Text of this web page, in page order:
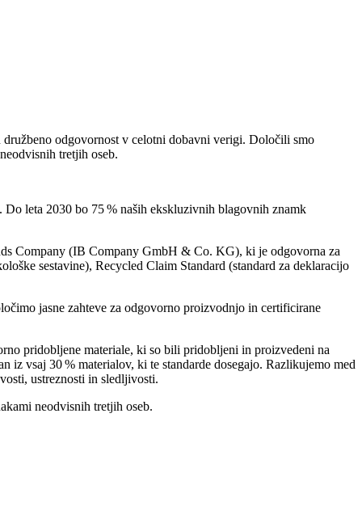
odgovornost v celotni dobavni verigi. Določili smo
tretjih oseb.
leta 2030 bo 75 % naših ekskluzivnih blagovnih znamk
Company (IB Company GmbH & Co. KG), ki je odgovorna za
sestavine), Recycled Claim Standard (standard za deklaracijo
jasne zahteve za odgovorno proizvodnjo in certificirane
pridobljene materiale, ki so bili pridobljeni in proizvedeni na
vsaj 30 % materialov, ki te standarde dosegajo. Razlikujemo med
ustreznosti in sledljivosti.
neodvisnih tretjih oseb.